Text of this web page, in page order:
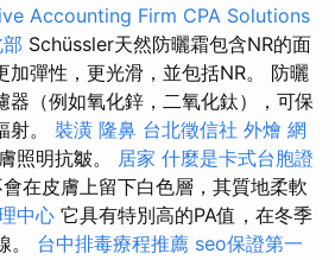
Accounting Firm CPA Solutions
Schüssler天然防曬霜包含NR的面
加彈性，更光滑，並包括NR。 防曬
器（例如氧化鋅，二氧化鈦），可保
射。 裝潢 隆鼻 台北徵信社 外燴 網
照明抗皺。 居家 什麼是卡式台胞證
在皮膚上留下白色層，其質地柔軟
中心 它具有特別高的PA值，在冬季
。 台中排毒療程推薦 seo保證第一